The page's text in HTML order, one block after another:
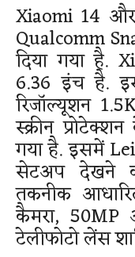
Xiaomi 14
Qualcomm
दिया गया है.
6.36 इंच है.
रिजॉल्यूशन
स्क्रीन
गया है. इसमें
सेटअप देखने
तकनीक
कैमरा, 50MP
टेलीफोटो लेंस